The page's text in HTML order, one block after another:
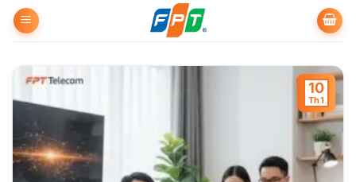
qua
dung
10
Th1